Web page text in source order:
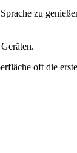
zu
oft die